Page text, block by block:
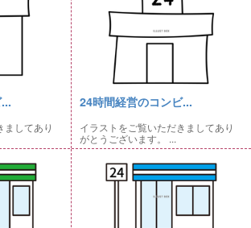
ましてあり
24時間経営のコンビ...
イラストをご覧いただきましてあり
がとうございます。 ...